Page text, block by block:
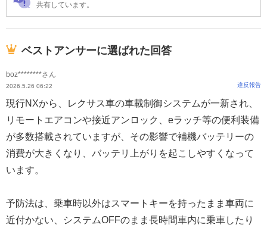
共有しています。
ベストアンサーに選ばれた回答
boz********さん
2026.5.26 06:22 違反報告
現行NXから、レクサス車の車載制御システムが一新され、
リモートエアコンや接近アンロック、eラッチ等の便利装備
が多数搭載されていますが、その影響で補機バッテリーの
消費が大きくなり、バッテリ上がりを起こしやすくなって
います。
予防法は、乗車時以外はスマートキーを持ったまま車両に
近付かない、システムOFFのまま長時間車内に乗車したり